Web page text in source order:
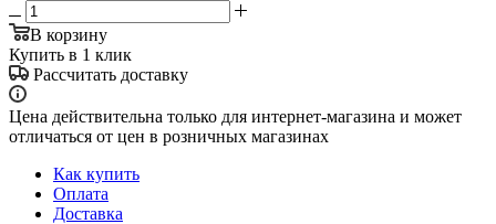
В корзину
Купить в 1 клик
Рассчитать доставку
Цена действительна только для интернет-магазина и может
отличаться от цен в розничных магазинах
Как купить
Оплата
Доставка